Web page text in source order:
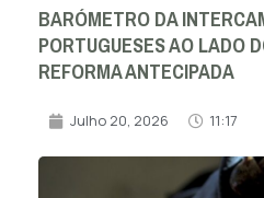
BARÓMETRO DA
PORTUGUESES AO LADO
REFORMA ANTECIPADA
Julho 20, 2026 11:17